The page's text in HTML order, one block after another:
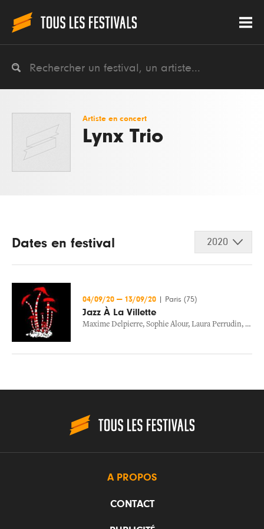
Artiste en concert
Lynx Trio
Dates en festival 2020
04/09/20 — 13/09/20 Paris (75)
Jazz À La Villette
Maxime Delpierre, Sophie Alour, Laura Perrudin,
A PROPOS
CONTACT